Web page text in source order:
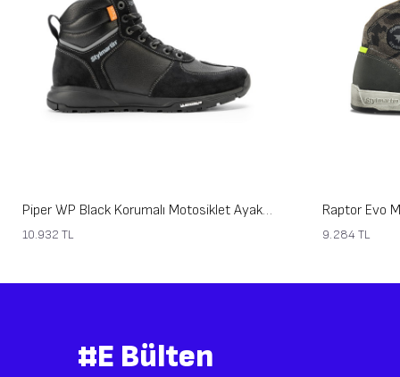
Piper WP Black Korumalı Motosiklet Ayakkabısı
10.932 TL 9.284TL
#E Bülten